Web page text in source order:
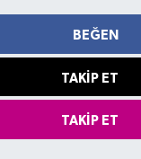
BEĞEN
TAKIP ET
TAKIP ET